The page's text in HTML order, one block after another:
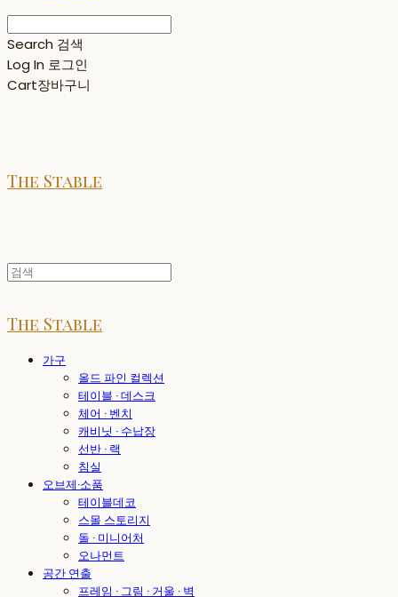
Search 검색
Log In 로그인
Cart장바구니
The Stable
The Stable
가구
올드 파인 컬렉션
테이블 · 데스크
체어 · 벤치
캐비닛 · 수납장
선반 · 랙
침실
오브제·소품
테이블데코
스몰 스토리지
돌 · 미니어처
오나먼트
공간 연출
프레임 · 그림 · 거울 · 벽